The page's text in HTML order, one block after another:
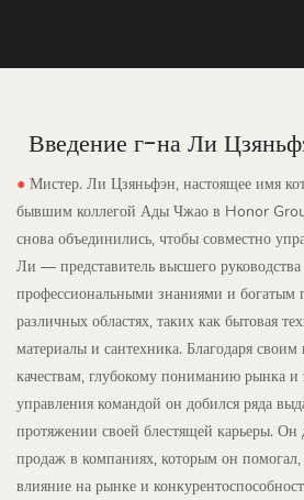
Введение г-на Ли
● Мистер. Ли Цзяньфэн, настоящее имя
бывшим коллегой Ады Чжао в Honor
снова объединились, чтобы совместно
Ли — представитель высшего
профессиональными знаниями и богатым
различных областях, таких как бытовая
материалы и сантехника. Благодаря
качествам, глубокому пониманию рынка
управления командой он добился ряда
протяжении своей блестящей карьеры. Он
продаж в компаниях, которым он
влияние на рынке и